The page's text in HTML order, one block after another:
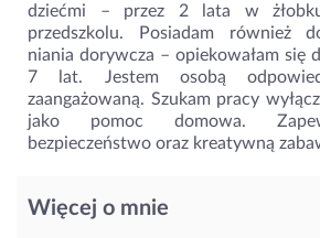
dziećmi – przez 2 lata w
przedszkolu. Posiadam również
niania dorywcza – opiekowałam się
7 lat. Jestem osobą
zaangażowaną. Szukam pracy
jako pomoc domowa.
bezpieczeństwo oraz kreatywną
Więcej o mnie